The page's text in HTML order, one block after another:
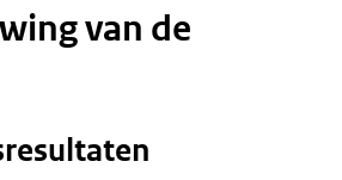
van de